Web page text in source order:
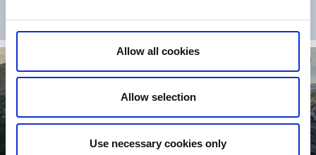
Allow all cookies
Allow selection
Use necessary cookies only